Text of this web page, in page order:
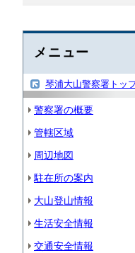
メニュー
琴浦大山警察署トッ
警察署の概要
管轄区域
周辺地図
駐在所の案内
大山登山情報
生活安全情報
交通安全情報